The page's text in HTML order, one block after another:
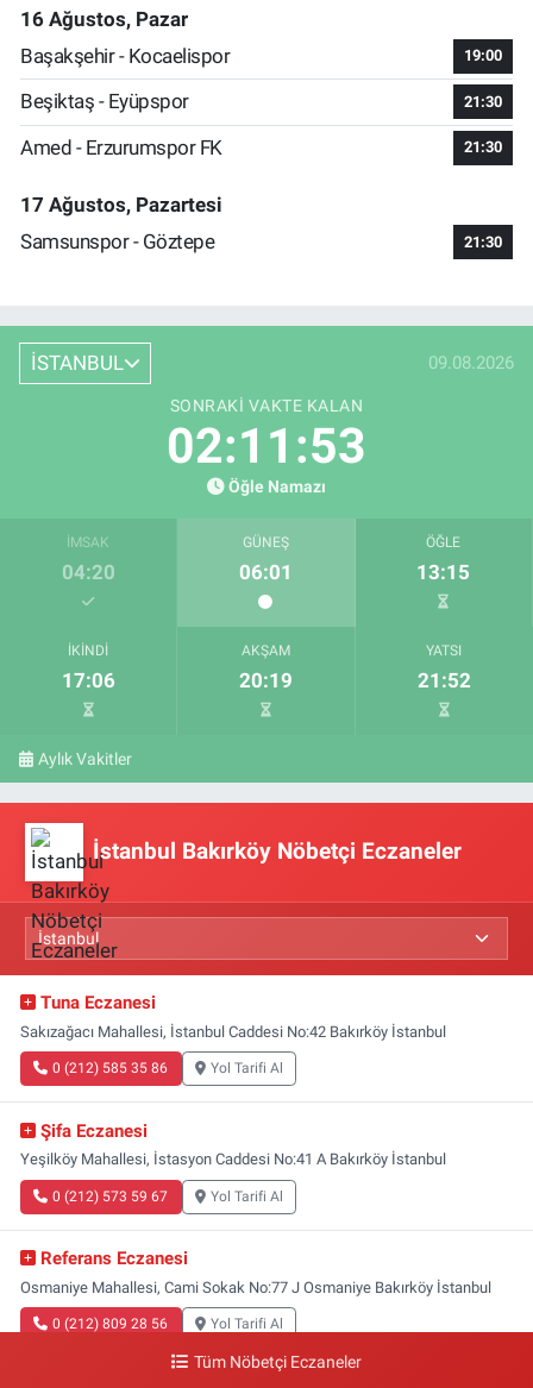
16 Ağustos, Pazar
Başakşehir - Kocaelispor
19:00
Beşiktaş - Eyüpspor 21:30
Amed - Erzurumspor FK 21:30
17 Ağustos, Pazartesi
Samsunspor - Göztepe
21:30
İSTANBUL 09.08.2026
SONRAKI VAKTE KALAN
02:11:52
Öğle Namazı
İMSAK
04:20
GÜNEŞ
06:01
ÖĞLE
13:15
İKINDI
17:06
AKŞAM
20:19
YATSI
21:52
Aylık Vakitler
İstanbul Bakırköy Nöbetçi Eczaneler
Tuna Eczanesi
Sakızağacı Mahallesi, İstanbul Caddesi No:42 Bakırköy İstanbul
0 (212) 585 35 86 Yol Tarifi Al
Şifa Eczanesi
Yeşilköy Mahallesi, İstasyon Caddesi No:41 A Bakırköy İstanbul
0 (212) 573 59 67 Yol Tarifi Al
Referans Eczanesi
Osmaniye Mahallesi, Cami Sokak No:77 J Osmaniye Bakırköy İstanbul
0 (212) 809 28 56 Yol Tarifi Al
Tüm Nöbetçi Eczaneler